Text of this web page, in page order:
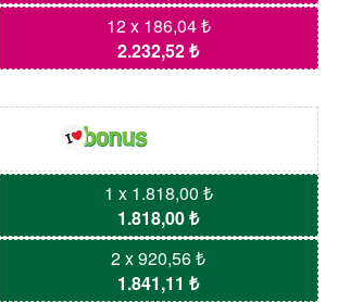
12 x 186,04 ₺
2.232,52 ₺
1 x 1.818,00 ₺
1.818,00 ₺
2 x 920,56 ₺
1.841,11 ₺